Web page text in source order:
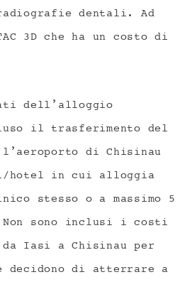
dentali. Ad
3D che ha un costo di
dell’alloggio
il trasferimento del
di Chisinau
hotel in cui alloggia
stesso o a massimo 5
sono inclusi i costi
Iasi a Chisinau per
decidono di atterrare a